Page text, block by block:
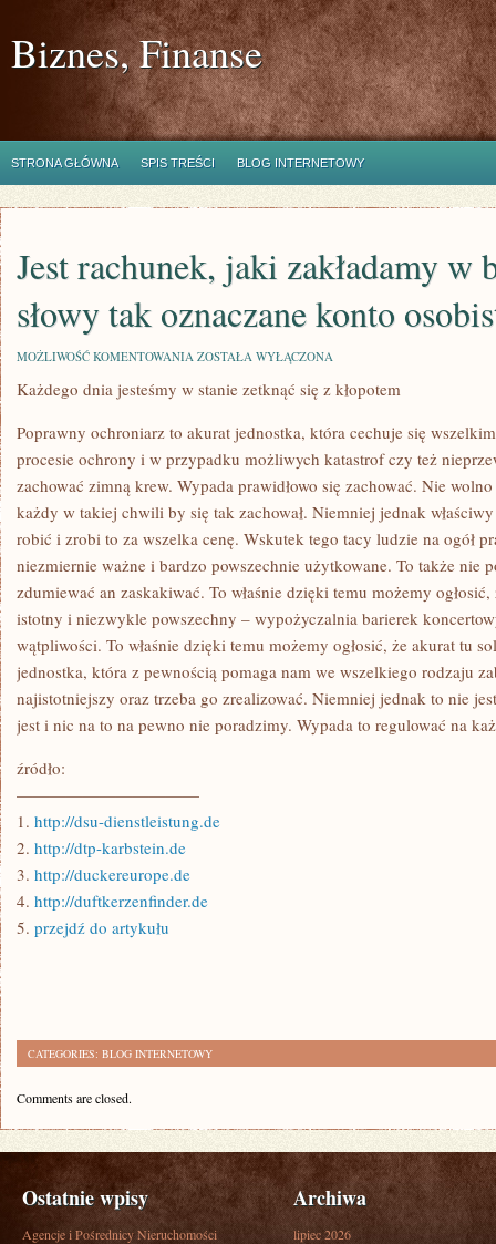
Biznes, Finanse
STRONA GŁÓWNA SPIS TREŚCI BLOG INTERNETOWY
Jest rachunek, jaki zakładamy w
słowy tak oznaczane konto
MOŻLIWOŚĆ KOMENTOWANIA JEST
JAKI
BANKU,
INNYMI
SŁOWY
TAK
OZNACZANE
KONTO
OSOBISTE
ZOSTAŁA WYŁĄCZONA
Każdego dnia jesteśmy w stanie zetknąć się z kłopotem
Poprawny ochroniarz to akurat jednostka, która cechuje się
procesie ochrony i w przypadku możliwych katastrof czy też
zachować zimną krew. Wypada prawidłowo się zachować. Nie
każdy w takiej chwili by się tak zachował. Niemniej jednak
robić i zrobi to za wszelka cenę. Wskutek tego tacy ludzie na ogół
niezmiernie ważne i bardzo powszechnie użytkowane. To także nie
zdumiewać an zaskakiwać. To właśnie dzięki temu możemy
istotny i niezwykle powszechny – wypożyczalnia barierek
wątpliwości. To właśnie dzięki temu możemy ogłosić, że akurat tu
jednostka, która z pewnością pomaga nam we wszelkiego rodzaju
najistotniejszy oraz trzeba go zrealizować. Niemniej jednak to nie
jest i nic na to na pewno nie poradzimy. Wypada to regulować na
źródło:
———————————
1. http://dsu-dienstleistung.de
2. http://dtp-karbstein.de
3. http://duckereurope.de
4. http://duftkerzenfinder.de
5. przejdź do artykułu
CATEGORIES: BLOG INTERNETOWY
Comments are closed.
Ostatnie wpisy
Agencje i Pośrednicy Nieruchomości
Archiwa
lipiec 2026